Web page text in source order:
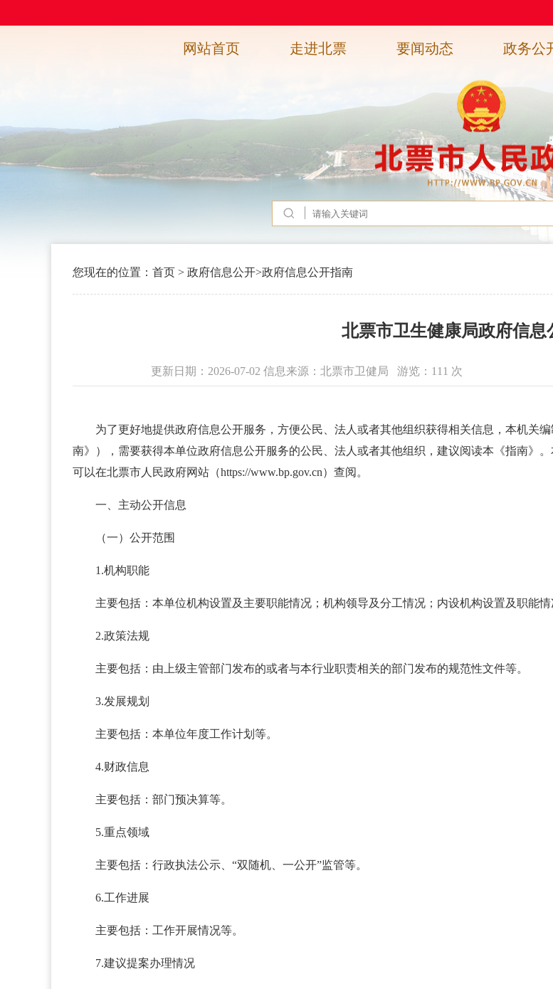
网站首页 走进北票 要闻动态 政务公
您现在的位置： 首页 > 政府信息公开>政府信息公开指南
北票市卫生健康局政府信息
更新日期：2026-07-02 信息来源：北票市卫健局 游览： 111 次
为了更好地提供政府信息公开服务，方便公民、法人或者其他组织获得相关信息，本机关
南》），需要获得本单位政府信息公开服务的公民、法人或者其他组织，建议阅读本《指南》
可以在北票市人民政府网站（https://www.bp.gov.cn）查阅。
一、主动公开信息
（一）公开范围
1.机构职能
主要包括：本单位机构设置及主要职能情况；机构领导及分工情况；内设机构设置及职能情
2.政策法规
主要包括：由上级主管部门发布的或者与本行业职责相关的部门发布的规范性文件等。
3.发展规划
主要包括：本单位年度工作计划等。
4.财政信息
主要包括：部门预决算等。
5.重点领域
主要包括：行政执法公示、“双随机、一公开”监管等。
6.工作进展
主要包括：工作开展情况等。
7.建议提案办理情况